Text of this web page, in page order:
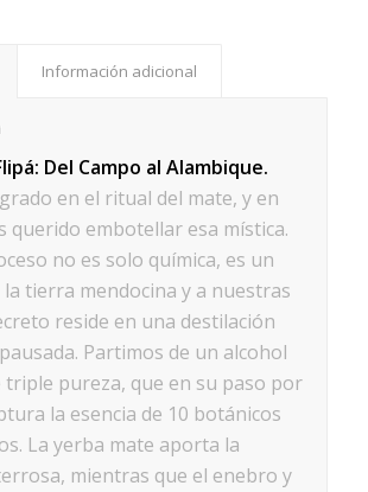
Información adicional
Del Campo al Alambique.
en el ritual del mate, y en
querido embotellar esa mística.
no es solo química, es un
la tierra mendocina y a nuestras
reside en una destilación
Partimos de un alcohol
triple pureza, que en su paso por
la esencia de 10 botánicos
La yerba mate aporta la
mientras que el enebro y